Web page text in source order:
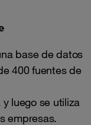
base de datos
400 fuentes de
luego se utiliza
empresas.